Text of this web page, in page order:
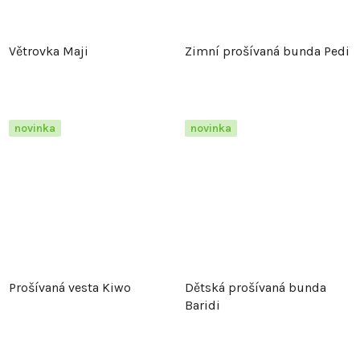
Větrovka Maji Zimní prošívaná bunda Pedi
novinka
Prošívaná vesta Kiwo
novinka
Dětská prošívaná bunda
Baridi